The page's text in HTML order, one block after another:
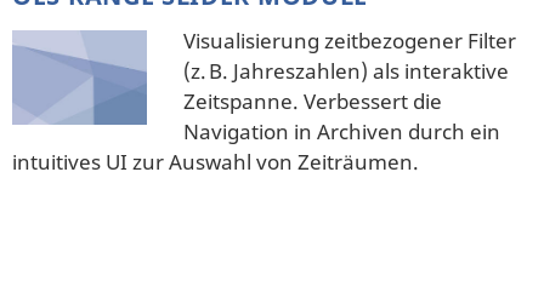
Visualisierung zeitbezogener Filter
(z. B. Jahreszahlen) als interaktive
Zeitspanne. Verbessert die
Navigation in Archiven durch ein
intuitives UI zur Auswahl von Zeiträumen.